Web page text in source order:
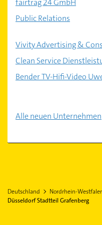
fairtrag 24 GmbH
Public Relations
Vivity Advertising &
Clean Service
Bender TV-Hifi-Video
Alle neuen Unternehmen
Deutschland Nordrhein-
Düsseldorf Stadtteil Grafenberg